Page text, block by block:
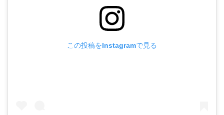
この投稿をInstagramで見る